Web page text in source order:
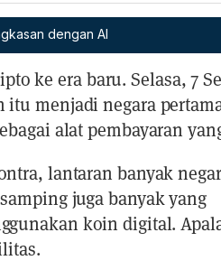
dengan AI
ke era baru. Selasa, 7
itu menjadi negara
alat pembayaran
lantaran banyak
juga banyak yang
koin digital.